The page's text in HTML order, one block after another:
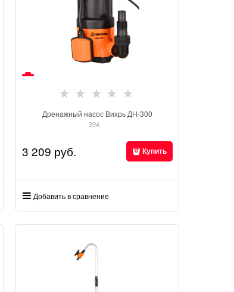
Дренажный насос Вихрь ДН-300
394
3 209 руб. Купить
Добавить в сравнение